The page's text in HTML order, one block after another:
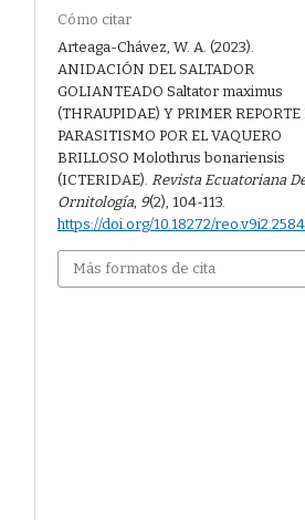
Cómo citar
Arteaga-Chávez, W. A. (2023).
ANIDACIÓN DEL SALTADOR
GOLIANTEADO Saltator maximus
(THRAUPIDAE) Y PRIMER REPORTE
PARASITISMO POR EL VAQUERO
BRILLOSO Molothrus bonariensis
(ICTERIDAE). Revista Ecuatoriana
Ornitología, 9(2), 104-113.
https://doi.org/10.18272/reo.v9i2.2584
Más formatos de cita